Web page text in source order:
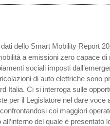
dati dello Smart Mobility Report
a emissioni zero capace
sociali imposti
di auto elettriche sono
Italia. Ci si interroga sulle
per il Legislatore nel dare voce
coi maggiori
all’interno del quale è presentato